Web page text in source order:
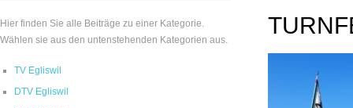
Hier finden Sie alle Beiträge zu einer Kategorie.
Wählen sie aus den untenstehenden Kategorien aus.
TV Egliswil
DTV Egliswil